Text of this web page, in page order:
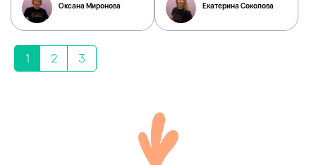
Оксана Миронова Екатерина Соколова
1 2 3